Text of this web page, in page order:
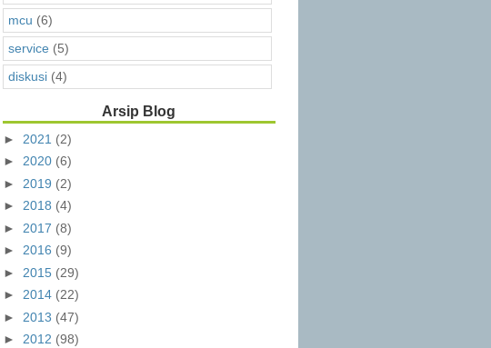
mcu (6)
service (5)
diskusi(4)
Arsip Blog
► 2021 (2)
► 2020 (6)
► 2019 (2)
► 2018 (4)
► 2017 (8)
► 2016 (9)
► 2015 (29)
► 2014 (22)
► 2013 (47)
► 2012 (98)